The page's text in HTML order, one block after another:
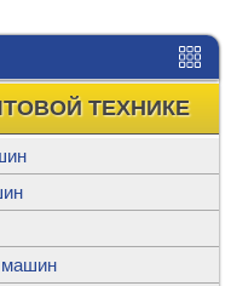
ТЕХНИКЕ
машин